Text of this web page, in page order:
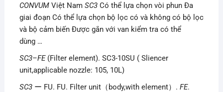
CONVUMViệt Nam SC3Có thể lựa chọn vòi phun Đa
giai đoạn Có thể lựa chọn bộ lọc có và không có bộ lọc
và bộ cảm biến Được gắn với van kiểm tra có thể
dùng …
SC3–FE(Filter element). SC3-10SU ( Sliencer
unit,applicable nozzle: 105, 10L)
SC3ー FU. FU. Filter unit（body,with element）. FE.